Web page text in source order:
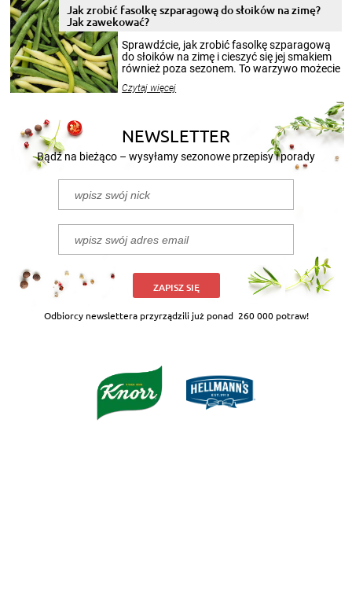
pełni poczuć atmosferę cieplejszych
miesięcy. Przygotowanie słoików ze
patenty, które pozwolą zachować świeżość
przetworów.
Jak zrobić fasolkę szparagową do słoików na zimę?
Jak zawekować?
Sprawdźcie, jak zrobić fasolkę szparagową
do słoików na zimę i cieszyć się jej smakiem
również poza sezonem. To warzywo możecie
nasze propozycje!
Czytaj więcej
NEWSLETTER
Bądź na bieżąco – wysyłamy sezonowe przepisy i porady
ZAPISZ SIĘ
Odbiorcy newslettera przyrządzili już ponad 260 000 potraw!